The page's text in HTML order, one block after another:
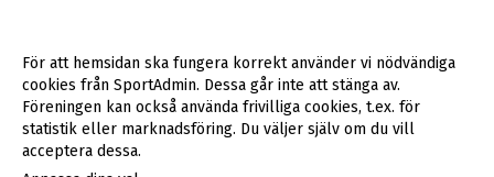
För att hemsidan ska fungera korrekt använder vi nödvändiga
cookies från SportAdmin. Dessa går inte att stänga av.
Föreningen kan också använda frivilliga cookies, t.ex. för
statistik eller marknadsföring. Du väljer själv om du vill
acceptera dessa.